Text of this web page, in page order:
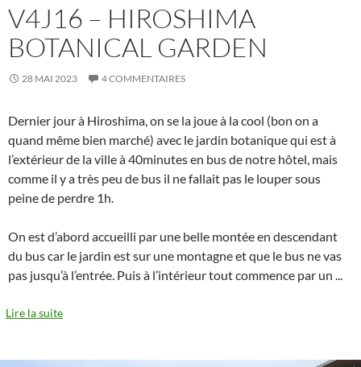
V4J16 – HIROSHIMA
BOTANICAL GARDEN
28 MAI 2023 4 COMMENTAIRES
Dernier jour à Hiroshima, on se la joue à la cool (bon on a
quand même bien marché) avec le jardin botanique qui est à
l’extérieur de la ville à 40minutes en bus de notre hôtel, mais
comme il y a très peu de bus il ne fallait pas le louper sous
peine de perdre 1h.
On est d’abord accueilli par une belle montée en descendant
du bus car le jardin est sur une montagne et que le bus ne vas
pas jusqu’à l’entrée. Puis à l’intérieur tout commence par un
Lire la suite